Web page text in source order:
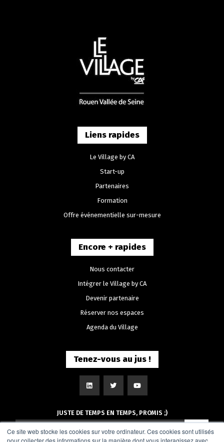
Ce site web stocke les cookies sur votre ordinateur. Ces cookies sont utilisés
pour collecter des informations sur la manière dont vous interagissez avec
Liens rapides
Le Village by CA
Start-up
Partenaires
Formation
Offre événementielle sur-mesure
Encore + rapides
Nous contacter
Intégrer le Village by CA
Devenir partenaire
Réserver nos espaces
Agenda du Village
Tenez-vous au jus !
JUSTE DE TEMPS EN TEMPS, PROMIS ;)